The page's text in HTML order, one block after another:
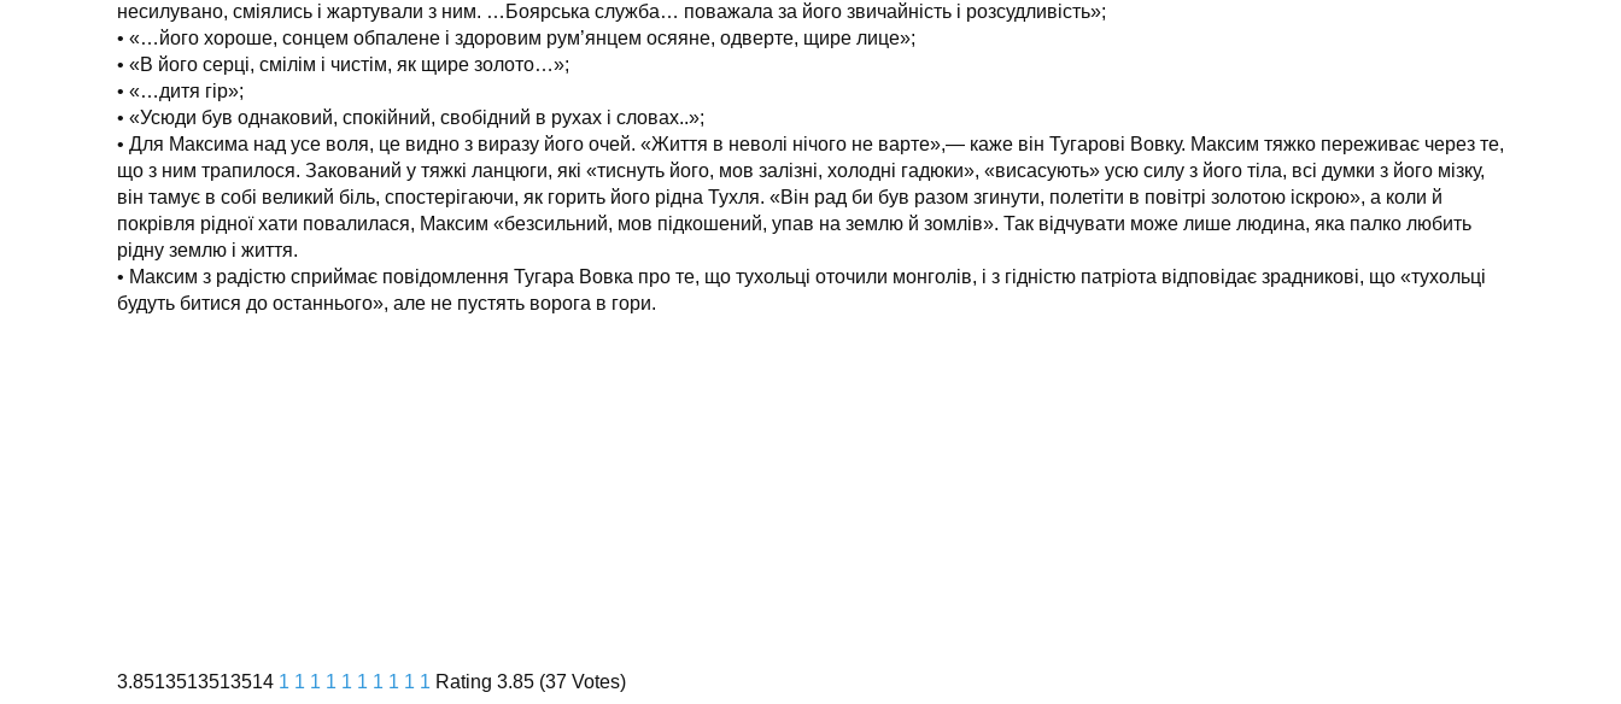
несилувано, сміялись і жартували з ним. …Боярська служба… поважала за його звичайність і розсудливість»;
• «…його хороше, сонцем обпалене і здоровим рум’янцем осяяне, одверте, щире лице»;
• «В його серці, смілім і чистім, як щире золото…»;
• «…дитя гір»;
• «Усюди був однаковий, спокійний, свобідний в рухах і словах..»;
• Для Максима над усе воля, це видно з виразу його очей. «Життя в неволі нічого не варте»,— каже він Тугарові Вовку. Максим тяжко переживає через те,
що з ним трапилося. Закований у тяжкі ланцюги, які «тиснуть його, мов залізні, холодні гадюки», «висасують» усю силу з його тіла, всі думки з його мізку,
він тамує в собі великий біль, спостерігаючи, як горить його рідна Тухля. «Він рад би був разом згинути, полетіти в повітрі золотою іскрою», а коли й
покрівля рідної хати повалилася, Максим «безсильний, мов підкошений, упав на землю й зомлів». Так відчувати може лише людина, яка палко любить
рідну землю і життя.
• Максим з радістю сприймає повідомлення Тугара Вовка про те, що тухольці оточили монголів, і з гідністю патріота відповідає зрадникові, що «тухольці
будуть битися до останнього», але не пустять ворога в гори.
3.8513513513514 1 1 1 1 1 1 1 1 1 1 Rating 3.85 (37 Votes)